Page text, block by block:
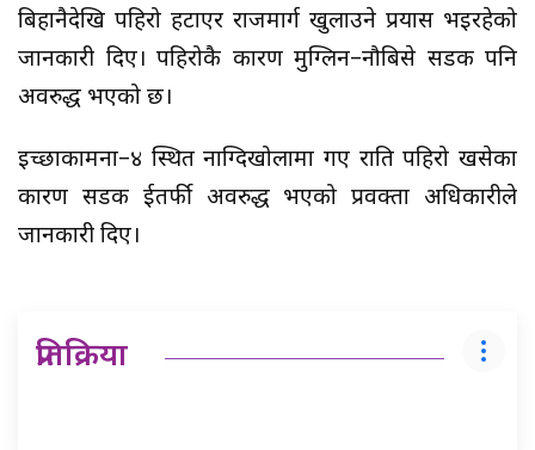
बिहानैदेखि पहिरो हटाएर राजमार्ग खुलाउने प्रयास भइरहेको
जानकारी दिए। पहिरोकै कारण मुग्लिन–नौबिसे सडक पनि
अवरुद्ध भएको छ।
इच्छाकामना–४ स्थित नाग्दिखोलामा गए राति पहिरो खसेका
कारण सडक दुईतर्फी अवरुद्ध भएको प्रवक्ता अधिकारीले
जानकारी दिए।
प्रतिक्रिया